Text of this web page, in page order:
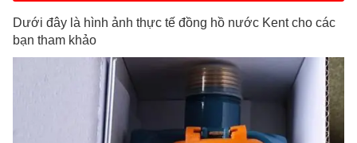
Dưới đây là hình ảnh thực tế đồng hồ nước Kent cho các
bạn tham khảo